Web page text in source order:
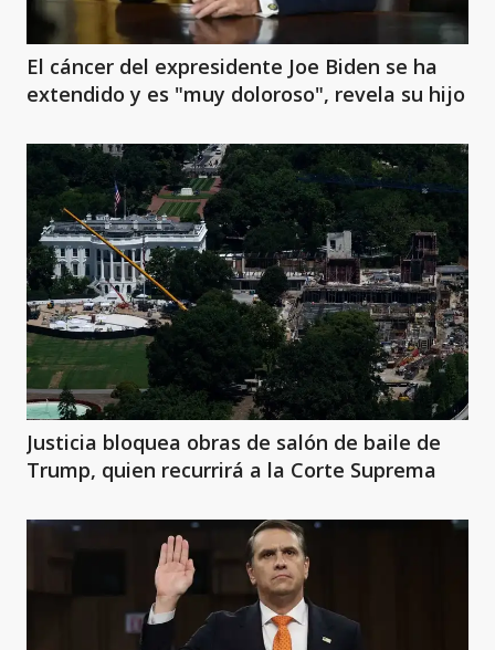
El cáncer del expresidente Joe Biden se ha
extendido y es "muy doloroso", revela su hijo
Justicia bloquea obras de salón de baile de
Trump, quien recurrirá a la Corte Suprema